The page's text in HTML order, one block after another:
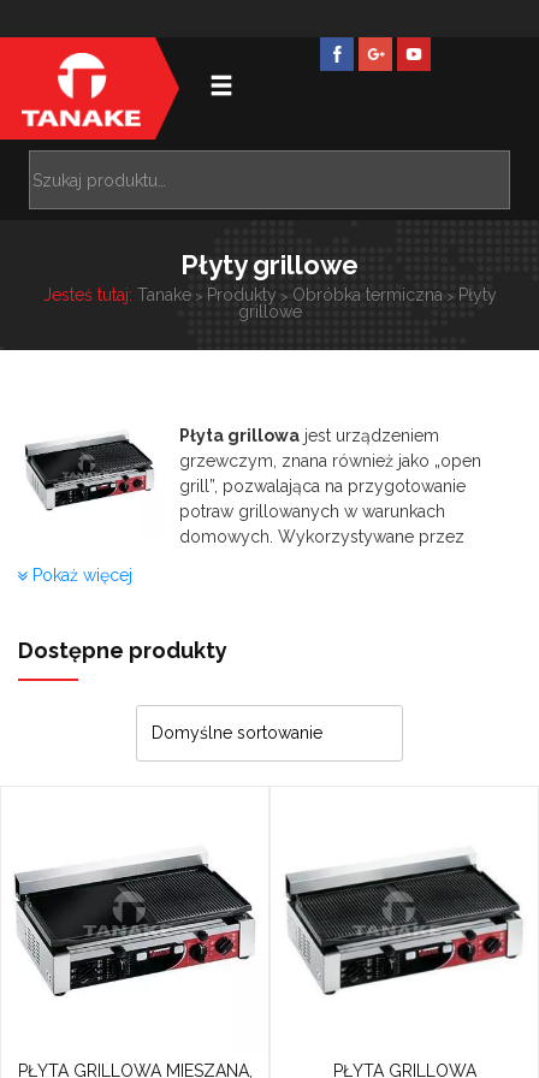
Płyty grillowe
Jesteś tutaj: Tanake> Produkty > Obróbka termiczna> Płyty
grillowe
Płyta grillowa jest urządzeniem
grzewczym, znana również jako „open
grill”, pozwalająca na przygotowanie
potraw grillowanych w warunkach
domowych. Wykorzystywane przez
Zbudowanie ze stali nierdzewnej
termiczną.
czystości oraz sprzątanie: jedzenie nie
przywiera i łatwo się zmywa.
Przed nabyciem należy zastanowić się
który z produktów będzie dla Państwa
Pokaż więcej
Dostępne produkty
PŁYTA GRILLOWA MIESZANA,
PŁYTA GRILLOWA